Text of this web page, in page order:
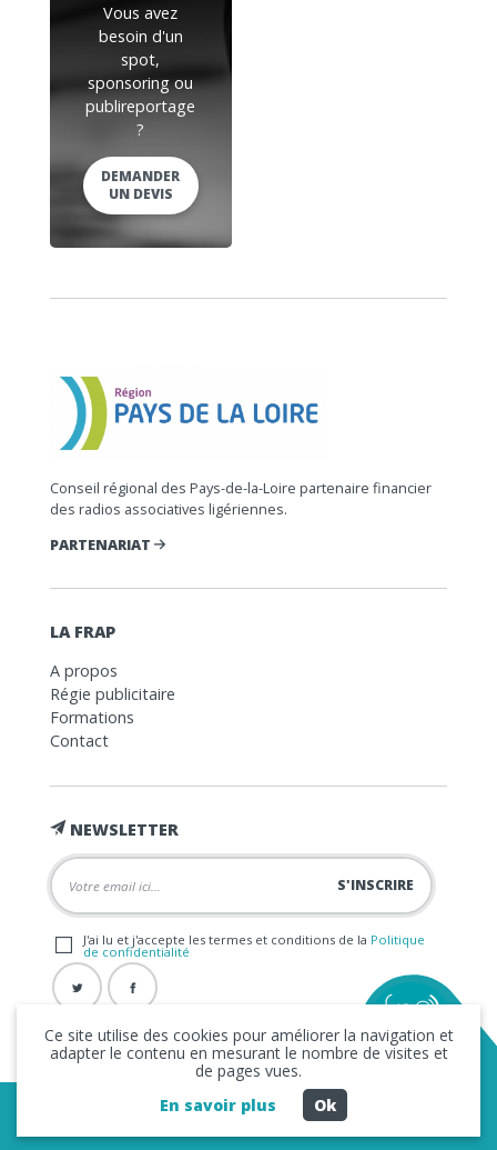
Vous avez
besoin d'un
spot,
sponsoring ou
publireportage
?
DEMANDER
UN DEVIS
Conseil régional des Pays-de-la-Loire partenaire financier
des radios associatives ligériennes.
PARTENARIAT
LA FRAP
A propos
Régie publicitaire
Formations
Contact
NEWSLETTER
J'ai lu et j'accepte les termes et conditions de la Politique
de confidentialité
Copyright © 2026 La FRAP -Mentions légales
Business to Web
Ce site utilise des cookies pour améliorer la navigation et
adapter le contenu en mesurant le nombre de visites et
de pages vues.
En savoir plus
Ok